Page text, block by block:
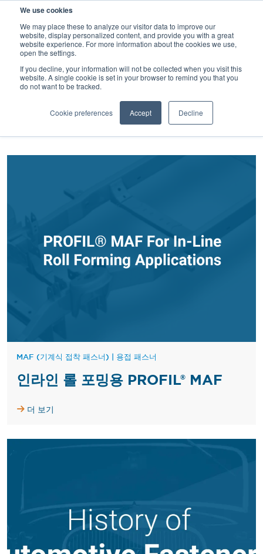
We use cookies
We may place these to analyze our visitor data to improve our
website, display personalized content, and provide you with a great
website experience. For more information about the cookies we use,
open the settings.
If you decline, your information will not be collected when you visit this
website. A single cookie is set in your browser to remind you that you
do not want to be tracked.
Cookie preferences Accept Decline
용접 패스너
카테고리별 필터
MAF (기계식 접착 패스너) | 용접 패스너
인라인 롤 포밍용 PROFIL® MAF
더 보기